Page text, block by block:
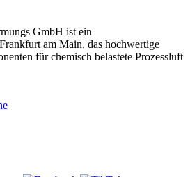
GmbH ist ein
am Main, das hochwertige
für chemisch belastete Prozessluft